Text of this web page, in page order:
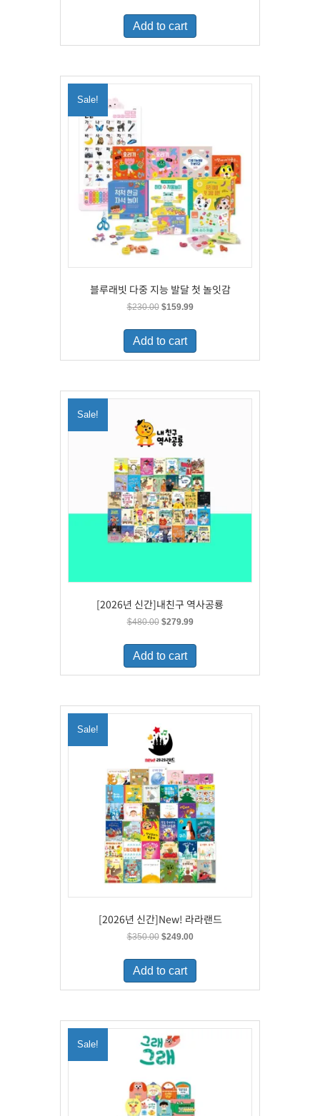
was:
$160.00.
is:
Add to cart
Sale!
블루래빗 다중 지능 발달 첫 놀잇감
$230.00 Original
was:
$230.00.
$159.99Current
is:
Add to cart
Sale!
[2026년 신간]내친구 역사공룡
$480.00 Original
was:
$480.00.
$279.99Current
is:
Add to cart
Sale!
[2026년 신간]New! 라라랜드
$350.00 Original
was:
$350.00.
$249.00Current
is:
Add to cart
Sale!